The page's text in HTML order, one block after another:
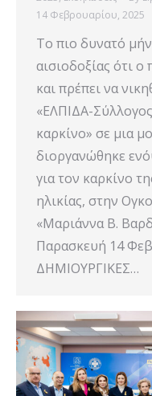
14 Φεβρουαρίου, 2025
Το πιο δυνατό
αισιοδοξίας ότι ο
και πρέπει να
«ΕΛΠΙΔΑ-
καρκίνο» σε μια
διοργανώθηκε
για τον καρκίνο
ηλικίας, στην
«Μαριάννα Β.
Παρασκευή 14
ΔΗΜΙΟΥΡΓΙΚΕΣ…